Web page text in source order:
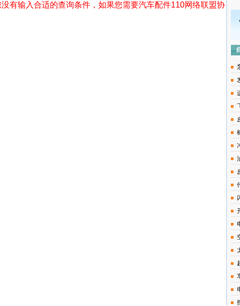
有输入合适的查询条件，如果您需要汽车配件110网络联盟协